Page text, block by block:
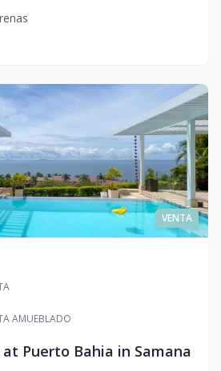
VENTA
AMUEBLADO
Puerto Bahia in Samana